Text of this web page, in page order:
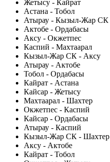
Жетысу - Кайрат
Астана - Тобол
Атырау - Кызыл-Жар СК
Актобе - Ордабасы
Аксу - Окжетпес
Каспий - Махтаарал
Кызыл-Жар СК - Аксу
Атырау - Актобе
Тобол - Ордабасы
Кайрат - Астана
Кайсар - Жетысу
Махтаарал - Шахтер
Окжетпес - Каспий
Кайсар - Ордабасы
Атырау - Каспий
Кызыл-Жар СК - Шахтер
Аксу - Актобе
Кайрат - Тобол